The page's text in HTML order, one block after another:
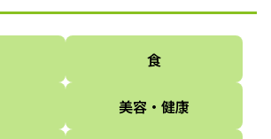
食
美容・健康